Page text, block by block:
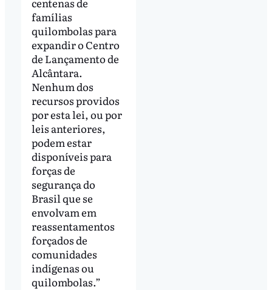
famílias
quilombolas para
expandir o Centro
de Lançamento de
Alcântara.
Nenhum dos
recursos providos
por esta lei, ou por
leis anteriores,
podem estar
disponíveis para
forças de
segurança do
Brasil que se
envolvam em
reassentamentos
forçados de
comunidades
indígenas ou
quilombolas.”